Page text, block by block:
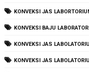
KONVEKSI JAS
KONVEKSI BAJU
KONVEKSI JAS
KONVEKSI JAS